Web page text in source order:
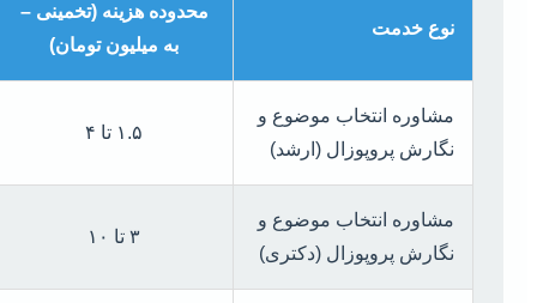
نوع خدمت
محدوده هزینه (تخمینی –
به میلیون تومان)
مشاوره انتخاب موضوع و
نگارش پروپوزال (ارشد)
۱.۵ تا ۴
مشاوره انتخاب موضوع و
نگارش پروپوزال (دکتری)
۳ تا ۱۰